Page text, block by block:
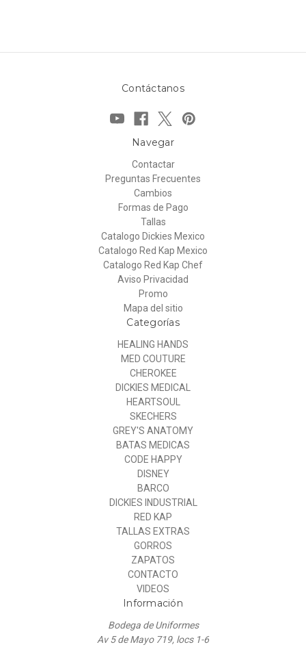
Contáctanos
Navegar
Contactar
Preguntas Frecuentes
Cambios
Formas de Pago
Tallas
Catalogo Dickies Mexico
Catalogo Red Kap Mexico
Catalogo Red Kap Chef
Aviso Privacidad
Promo
Mapa del sitio
Categorías
HEALING HANDS
MED COUTURE
CHEROKEE
DICKIES MEDICAL
HEARTSOUL
SKECHERS
GREY'S ANATOMY
BATAS MEDICAS
CODE HAPPY
DISNEY
BARCO
DICKIES INDUSTRIAL
RED KAP
TALLAS EXTRAS
GORROS
ZAPATOS
CONTACTO
VIDEOS
Información
Bodega de Uniformes
Av 5 de Mayo 719, locs 1-6